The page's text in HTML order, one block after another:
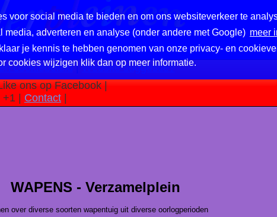
voor social media te bieden en om ons websiteverkeer te
adverteren en analyse (onder andere met Google) meer
je kennis te hebben genomen van onze privacy- en
cookies wijzigen klik dan op meer informatie.
cookiebeleid|Website suggestie?
ons op Facebook |
| Contact
WAPENS - Verzamelplein
over diverse soorten wapentuig uit diverse oorlogperioden